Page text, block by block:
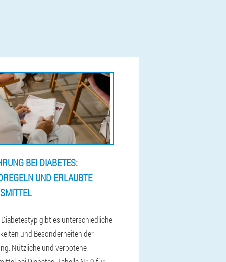
BEI DIABETES:
UND ERLAUBTE
gibt es unterschiedliche
und Besonderheiten der
Nützliche und verbotene